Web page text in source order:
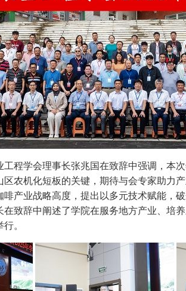
工程学会理事长张兆国在致辞中强调，本
农机化短板的关键，期待与会专家助力
啡产业战略高度，提出以多元技术赋能，
致辞中阐述了学院在服务地方产业、培
。